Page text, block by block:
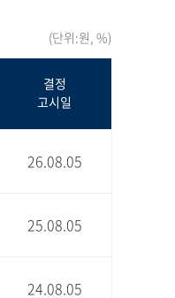
(단위:원, %)
결정
고시일
26.08.05
25.08.05
24.08.05